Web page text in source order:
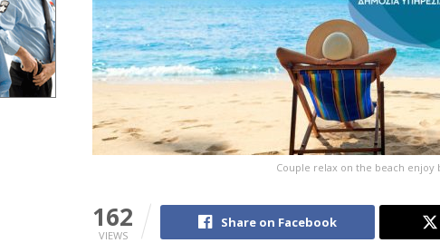
Couple relax on the beach
162
VIEWS
Share on Facebook